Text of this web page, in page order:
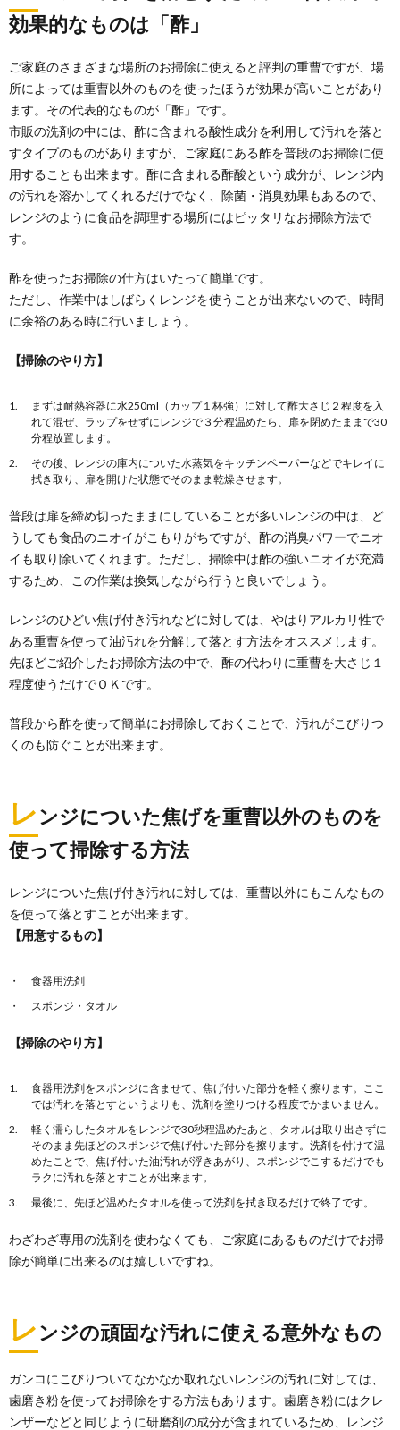
大掃除で窓を綺麗にする時に使いたいグッ
大掃除こそ普段拭かない窓やサッシを綺麗にしたいも
のですが、適当に拭いて終わらせている方が多いので
はな...
電子レンジの掃除と臭い取り。同時におこ
なうなら『クエン酸』
電子レンジの掃除には、やっぱり重曹なんですよね。
でも、イヤな臭いがするレンジには、掃除と臭い...
と正しい処分方法
子供の成長によって古いベッドを処分しようと考えた
場合、費用がとのくらいかかるのか気になる人の方が
フローリングの掃除にはワイパーが便利ですが、ドラ
イシートだけではなかなか汚れをとることもできない
車内掃除の時はシートの頑固な汚れも落と
すことがポイントです
ませんが、思ったよりもシートは汚れています。その
ため...
効果的なものは「酢」
ご家庭のさまざまな場所のお掃除に使えると評判の重曹ですが、場
所によっては重曹以外のものを使ったほうが効果が高いことがあり
ます。その代表的なものが「酢」です。
市販の洗剤の中には、酢に含まれる酸性成分を利用して汚れを落と
すタイプのものがありますが、ご家庭にある酢を普段のお掃除に使
用することも出来ます。酢に含まれる酢酸という成分が、レンジ内
の汚れを溶かしてくれるだけでなく、除菌・消臭効果もあるので、
レンジのように食品を調理する場所にはピッタリなお掃除方法で
す。
酢を使ったお掃除の仕方はいたって簡単です。
ただし、作業中はしばらくレンジを使うことが出来ないので、時間
に余裕のある時に行いましょう。
【掃除のやり方】
まずは耐熱容器に水250ml（カップ１杯強）に対して酢大さじ２程度を入
れて混ぜ、ラップをせずにレンジで３分程温めたら、扉を閉めたままで30
分程放置します。
その後、レンジの庫内についた水蒸気をキッチンペーパーなどでキレイに
拭き取り、扉を開けた状態でそのまま乾燥させます。
普段は扉を締め切ったままにしていることが多いレンジの中は、ど
うしても食品のニオイがこもりがちですが、酢の消臭パワーでニオ
イも取り除いてくれます。ただし、掃除中は酢の強いニオイが充満
するため、この作業は換気しながら行うと良いでしょう。
レンジのひどい焦げ付き汚れなどに対しては、やはりアルカリ性で
ある重曹を使って油汚れを分解して落とす方法をオススメします。
先ほどご紹介したお掃除方法の中で、酢の代わりに重曹を大さじ１
程度使うだけでＯＫです。
普段から酢を使って簡単にお掃除しておくことで、汚れがこびりつ
くのも防ぐことが出来ます。
レンジについた焦げを重曹以外のものを
使って掃除する方法
レンジについた焦げ付き汚れに対しては、重曹以外にもこんなもの
を使って落とすことが出来ます。
【用意するもの】
食器用洗剤
スポンジ・タオル
【掃除のやり方】
食器用洗剤をスポンジに含ませて、焦げ付いた部分を軽く擦ります。ここ
では汚れを落とすというよりも、洗剤を塗りつける程度でかまいません。
軽く濡らしたタオルをレンジで30秒程温めたあと、タオルは取り出さずに
そのまま先ほどのスポンジで焦げ付いた部分を擦ります。洗剤を付けて温
めたことで、焦げ付いた油汚れが浮きあがり、スポンジでこするだけでも
ラクに汚れを落とすことが出来ます。
最後に、先ほど温めたタオルを使って洗剤を拭き取るだけで終了です。
わざわざ専用の洗剤を使わなくても、ご家庭にあるものだけでお掃
除が簡単に出来るのは嬉しいですね。
レンジの頑固な汚れに使える意外なもの
ガンコにこびりついてなかなか取れないレンジの汚れに対しては、
歯磨き粉を使ってお掃除をする方法もあります。歯磨き粉にはクレ
ンザーなどと同じように研磨剤の成分が含まれているため、レンジ